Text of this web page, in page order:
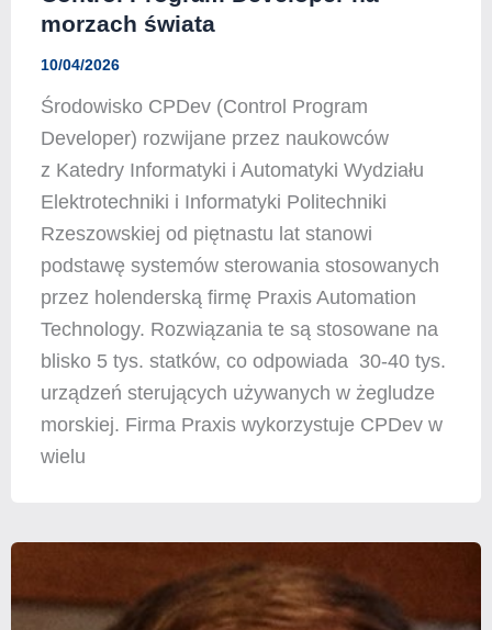
morzach świata
10/04/2026
Środowisko CPDev (Control Program
Developer) rozwijane przez naukowców
z Katedry Informatyki i Automatyki Wydziału
Elektrotechniki i Informatyki Politechniki
Rzeszowskiej od piętnastu lat stanowi
podstawę systemów sterowania stosowanych
przez holenderską firmę Praxis Automation
Technology. Rozwiązania te są stosowane na
blisko 5 tys. statków, co odpowiada 30-40 tys.
urządzeń sterujących używanych w żegludze
morskiej. Firma Praxis wykorzystuje CPDev w
wielu